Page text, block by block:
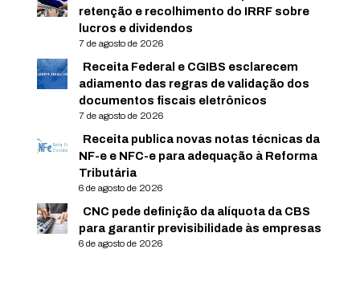
retenção e recolhimento do IRRF sobre
lucros e dividendos
7 de agosto de 2026
Receita Federal e CGIBS esclarecem
adiamento das regras de validação dos
documentos fiscais eletrônicos
7 de agosto de 2026
Receita publica novas notas técnicas da
NF-e e NFC-e para adequação à Reforma
Tributária
6 de agosto de 2026
CNC pede definição da alíquota da CBS
para garantir previsibilidade às empresas
6 de agosto de 2026